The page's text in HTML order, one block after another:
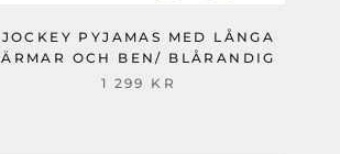
JOCKEY PYJAMAS MED LÅNGA
ÄRMAR OCH BEN/ BLÅRANDIG
1 299 KR